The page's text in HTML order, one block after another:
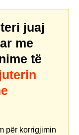
juaj
me
të
për korrigjimin